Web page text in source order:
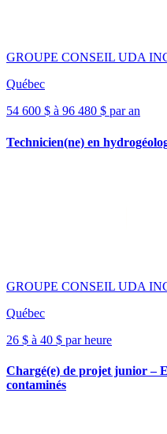
GROUPE CONSEIL UDA
Québec
54 600 $ à 96 480 $ par an
Technicien(ne) en
GROUPE CONSEIL UDA
Québec
26 $ à 40 $ par heure
Chargé(e) de projet junior –
contaminés